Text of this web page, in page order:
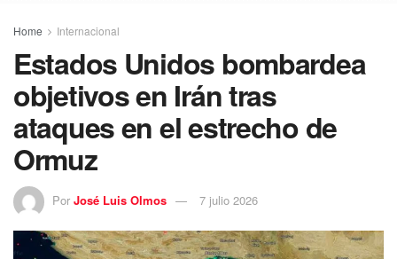
Home Internacional
Estados Unidos bombardea
objetivos en Irán tras
ataques en el estrecho de
Ormuz
Por José Luis Olmos 7 julio 2026